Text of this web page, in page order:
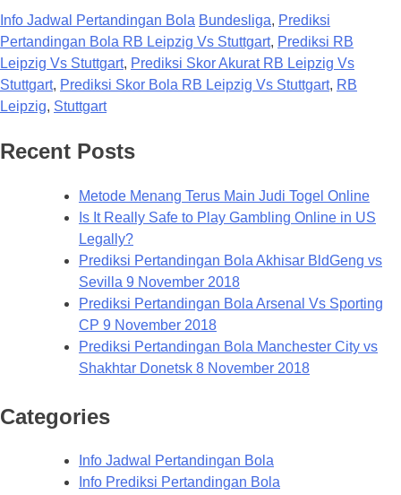
Info Jadwal Pertandingan Bola Bundesliga, Prediksi
Pertandingan Bola RB Leipzig Vs Stuttgart, Prediksi RB
Leipzig Vs Stuttgart, Prediksi Skor Akurat RB Leipzig Vs
Stuttgart, Prediksi Skor Bola RB Leipzig Vs Stuttgart, RB
Leipzig, Stuttgart
Recent Posts
Metode Menang Terus Main Judi Togel Online
Is It Really Safe to Play Gambling Online in US
Legally?
Prediksi Pertandingan Bola Akhisar BldGeng vs
Sevilla 9 November 2018
Prediksi Pertandingan Bola Arsenal Vs Sporting
CP 9 November 2018
Prediksi Pertandingan Bola Manchester City vs
Shakhtar Donetsk 8 November 2018
Categories
Info Jadwal Pertandingan Bola
Info Prediksi Pertandingan Bola